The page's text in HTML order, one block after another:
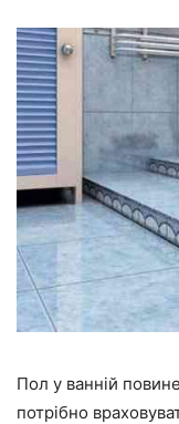
Пол у ванній
потрібно